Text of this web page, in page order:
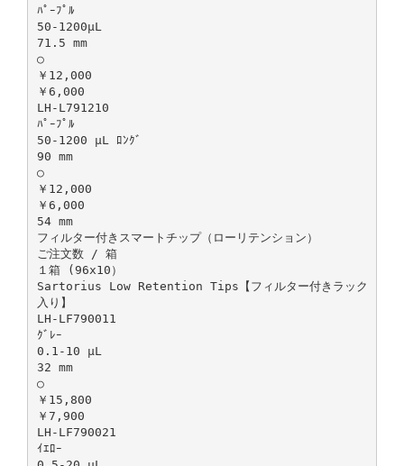
ﾊﾟｰﾌﾟﾙ
50-1200μL
71.5 mm
○
￥12,000
￥6,000
LH-L791210
ﾊﾟｰﾌﾟﾙ
50-1200 μL ﾛﾝｸﾞ
90 mm
○
￥12,000
￥6,000
54 mm
フィルター付きスマートチップ（ローリテンション）
ご注文数 / 箱
１箱 (96x10）
Sartorius Low Retention Tips【フィルター付きラック
入り】
LH-LF790011
ｸﾞﾚｰ
0.1-10 µL
32 mm
○
￥15,800
￥7,900
LH-LF790021
ｲｴﾛｰ